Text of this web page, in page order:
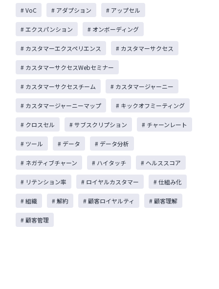
# VoC # アダプション # アップセル
# エクスパンション # オンボーディング
# カスタマーエクスペリエンス # カスタマーサクセス
# カスタマーサクセスWebセミナー
# カスタマーサクセスチーム # カスタマージャーニー
# カスタマージャーニーマップ # キックオフミーティング
# クロスセル # サブスクリプション # チャーンレート
# ツール # データ # データ分析
# ネガティブチャーン # ハイタッチ # ヘルススコア
# リテンション率 # ロイヤルカスタマー # 仕組み化
# 組織 # 解約 # 顧客ロイヤルティ # 顧客理解
# 顧客管理